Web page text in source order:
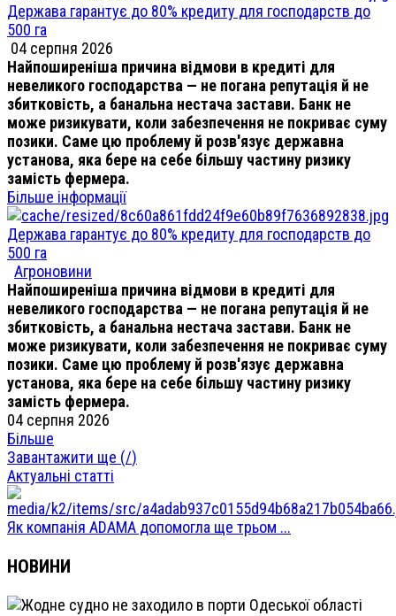
Держава гарантує до 80% кредиту для господарств до
500 га
04 серпня 2026
Найпоширеніша причина відмови в кредиті для
невеликого господарства — не погана репутація й не
збитковість, а банальна нестача застави. Банк не
може ризикувати, коли забезпечення не покриває суму
позики. Саме цю проблему й розв'язує державна
установа, яка бере на себе більшу частину ризику
замість фермера.
Більше інформації
Держава гарантує до 80% кредиту для господарств до
500 га
Агроновини
Найпоширеніша причина відмови в кредиті для
невеликого господарства — не погана репутація й не
збитковість, а банальна нестача застави. Банк не
може ризикувати, коли забезпечення не покриває суму
позики. Саме цю проблему й розв'язує державна
установа, яка бере на себе більшу частину ризику
замість фермера.
04 серпня 2026
Більше
Завантажити ще (/)
Актуальні статті
Як компанія ADAMA допомогла ще трьом ...
НОВИНИ